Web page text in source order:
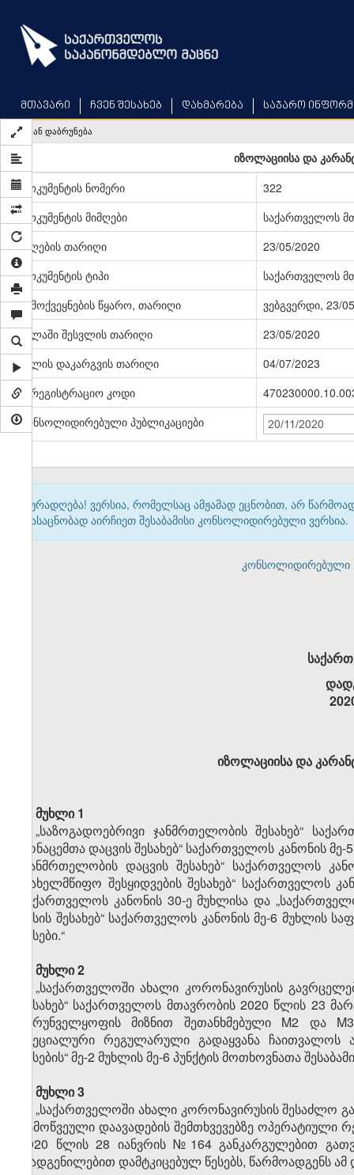
main
content
მთავარი ჩვენ შესახებ დახმარება საჯარო
უკან დაბრუნება
იზოლაციისა და
დოკუმენტის ნომერი
322
დოკუმენტის მიმღები
საქართველოს
მიღების თარიღი
23/05/2020
დოკუმენტის ტიპი
საქართველოს
გამოქვეყნების წყარო, თარიღი
ვებგვერდი, 23/
ძალაში შესვლის თარიღი
23/05/2020
ძალის დაკარგვის თარიღი
04/07/2023
სარეგისტრაციო კოდი
კონსოლიდირებული პუბლიკაციები
20/11/2020
ყურადღება! ვერსია, რომელსაც ამჟამად ეცნობით, არ
გასაცნობად აირჩიეთ შესაბამისი კონსოლიდირებული ვერსია.
კონსოლიდირებული
იზოლაციისა და
მუხლი 1
„საზოგადოებრივი ჯანმრთელობის შესახებ“
მონაცემთა დაცვის შესახებ“ საქართველოს კანონის მე-
„ჯანმრთელობის დაცვის შესახებ“ საქართველოს
„სახელმწიფო შესყიდვების შესახებ“ საქართველოს
საქართველოს კანონის 30-ე მუხლისა და
წესის შესახებ“ საქართველოს კანონის მე-6 მუხლის
წესები.“
მუხლი 2
„საქართველოში ახალი კორონავირუსის
შესახებ“ საქართველოს მთავრობის 2020 წლის 23
უზრუნველყოფის მიზნით შეთანხმებული M2 და
სპეციალური რეგულარული გადაყვანა ჩაითვალოს
წესების“ მე-2 მუხლის მე-6 პუნქტის მოთხოვნათა
მუხლი 3
„საქართველოში ახალი კორონავირუსის შესაძლო
გამოწვეული დაავადების შემთხვევებზე ოპერატიული
2020 წლის 28 იანვრის №164 განკარგულებით
დადგენილებით დამტკიცებულ წესებს, წარმოადგენს